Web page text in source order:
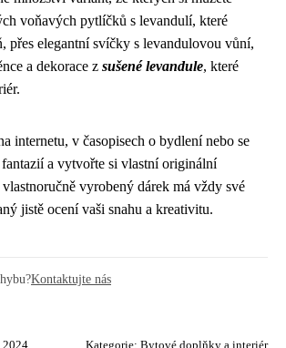
voňavých pytlíčků s levandulí, které
přes elegantní svíčky s levandulovou vůní,
a dekorace z sušené levandule, které
internetu, v časopisech o bydlení nebo se
fantazií a vytvořte si vlastní originální
vyrobený dárek má vždy své
jistě ocení vaši snahu a kreativitu.
Kontaktujte nás
2024 Kategorie: Bytové doplňky a interiér